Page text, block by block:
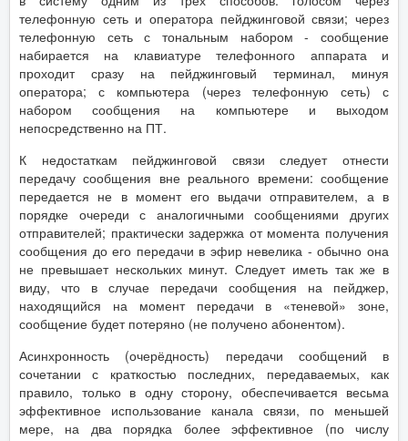
телефонную сеть и оператора пейджинговой связи; через
телефонную сеть с тональным набором - сообщение
набирается на клавиатуре телефонного аппарата и
проходит сразу на пейджинговый терминал, минуя
оператора; с компьютера (через телефонную сеть) с
набором сообщения на компьютере и выходом
непосредственно на ПТ.
К недостаткам пейджинговой связи следует отнести
передачу сообщения вне реального времени: сообщение
передается не в момент его выдачи отправителем, а в
порядке очереди с аналогичными сообщениями других
отправителей; практически задержка от момента получения
сообщения до его передачи в эфир невелика - обычно она
не превышает нескольких минут. Следует иметь так же в
виду, что в случае передачи сообщения на пейджер,
находящийся на момент передачи в «теневой» зоне,
сообщение будет потеряно (не получено абонентом).
Асинхронность (очерёдность) передачи сообщений в
сочетании с краткостью последних, передаваемых, как
правило, только в одну сторону, обеспечивается весьма
эффективное использование канала связи, по меньшей
мере, на два порядка более эффективное (по числу